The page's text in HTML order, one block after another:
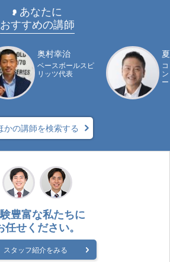
あなたに
おすすめの講師
奥村幸治
ベースボールスピ
リッツ代表
ー
かの講師を検索する
豊富な私たちに
任せください。
スタッフ紹介をみる